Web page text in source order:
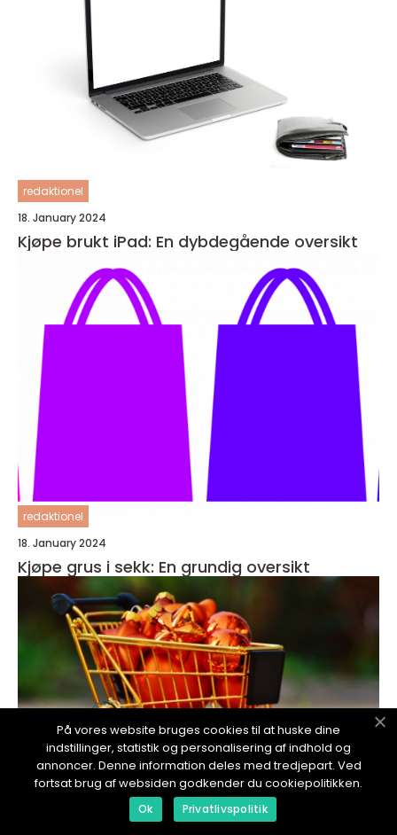
redaktionel
18. January 2024
Kjøpe brukt iPad: En dybdegående oversikt
redaktionel
18. January 2024
Kjøpe grus i sekk: En grundig oversikt
På vores website bruges cookies til at huske dine
indstillinger, statistik og personalisering af indhold og
annoncer. Denne information deles med tredjepart. Ved
fortsat brug af websiden godkender du cookiepolitikken.
Ok Privatlivspolitik